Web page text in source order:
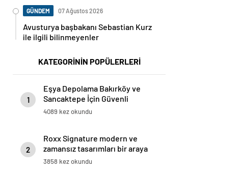
GÜNDEM 07 Ağustos 2026
Avusturya başbakanı Sebastian Kurz
ile ilgili bilinmeyenler
KATEGORİNİN POPÜLERLERİ
1
Eşya Depolama Bakırköy ve
Sancaktepe İçin Güvenli
İklimlendirmeli Çözüm
4089 kez okundu
2
Roxx Signature modern ve
zamansız tasarımları bir araya
getiriyor
3858 kez okundu